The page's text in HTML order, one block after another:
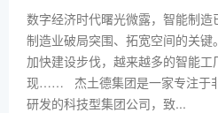
数字经济时代曙光微露，智能制造
制造业破局突围、拓宽空间的关
加快建设步伐，越来越多的智能
现…… 杰土德集团是一家专注于
研发的科技型集团公司，致...